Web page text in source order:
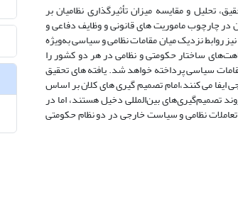
تحلیل و مقایسه میزان تأثیرگذاری نظامیان بر
چارچوب ماموریت های قانونی و وظایف دفاعی و
روابط نزدیک میان مقامات نظامی و سیاسی به‌ویژه
ساختار حکومتی و نظامی در هر دو کشور را
سیاسی پرداخته خواهد شد. یافته های تحقیق
ایفا می کنند،امام تصمیم گیری های کلان بر اساس
تصمیم‌گیری‌های بین‌المللی دخیل هستند، اما در
نظامی و سیاست خارجی در دو نظام حکومتی